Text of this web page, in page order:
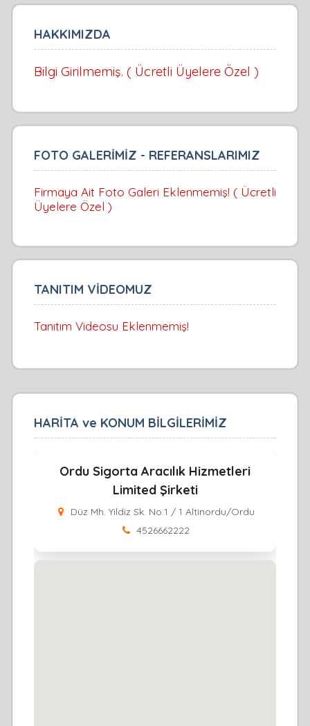
HAKKIMIZDA
Bilgi Girilmemiş. ( Ücretli Üyelere Özel )
FOTO GALERİMİZ - REFERANSLARIMIZ
Firmaya Ait Foto Galeri Eklenmemiş! ( Ücretli
Üyelere Özel )
TANITIM VİDEOMUZ
Tanıtım Videosu Eklenmemiş!
HARİTA ve KONUM BİLGİLERİMİZ
Ordu Sigorta Aracılık Hizmetleri
Limited Şirketi
Düz Mh. Yildiz Sk. No:1 / 1 Altinordu/Ordu
4526662222